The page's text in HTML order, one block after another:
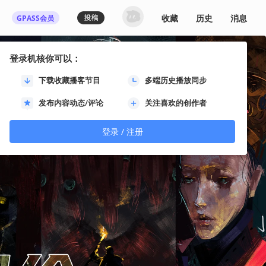
GPASS会员
登录机核你可以：
下载收藏播客节目 多端历史播放同步
发布内容动态/评论 关注喜欢的创作者
登录 / 注册
收藏 历史 消息